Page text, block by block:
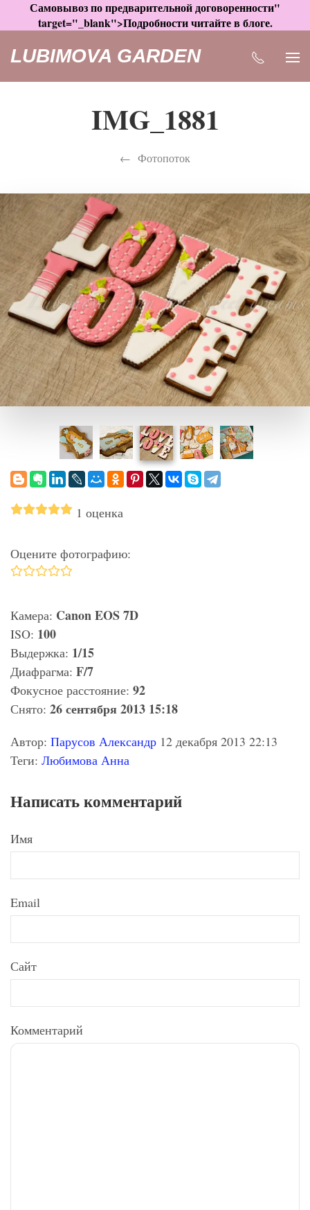
Самовывоз по предварительной договоренности"
target="_blank">Подробности читайте в блоге.
LUBIMOVA GARDEN
IMG_1881
Фотопоток
1 оценка
Оцените фотографию:
Камера: Canon EOS 7D
ISO: 100
Выдержка: 1/15
Диафрагма: F/7
Фокусное расстояние: 92
Снято: 26 сентября 2013 15:18
Автор: Парусов Александр 12 декабря 2013 22:13
Теги: Любимова Анна
Написать комментарий
Имя
Email
Сайт
Комментарий